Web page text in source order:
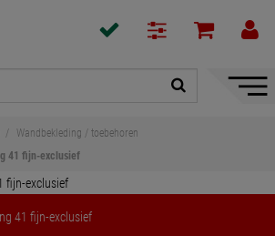
Wandbekleding / toebehoren
41 fijn-exclusief
41 fijn-exclusief